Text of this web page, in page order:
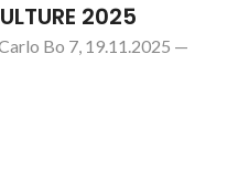
2025
Bo 7, 19.11.2025 —